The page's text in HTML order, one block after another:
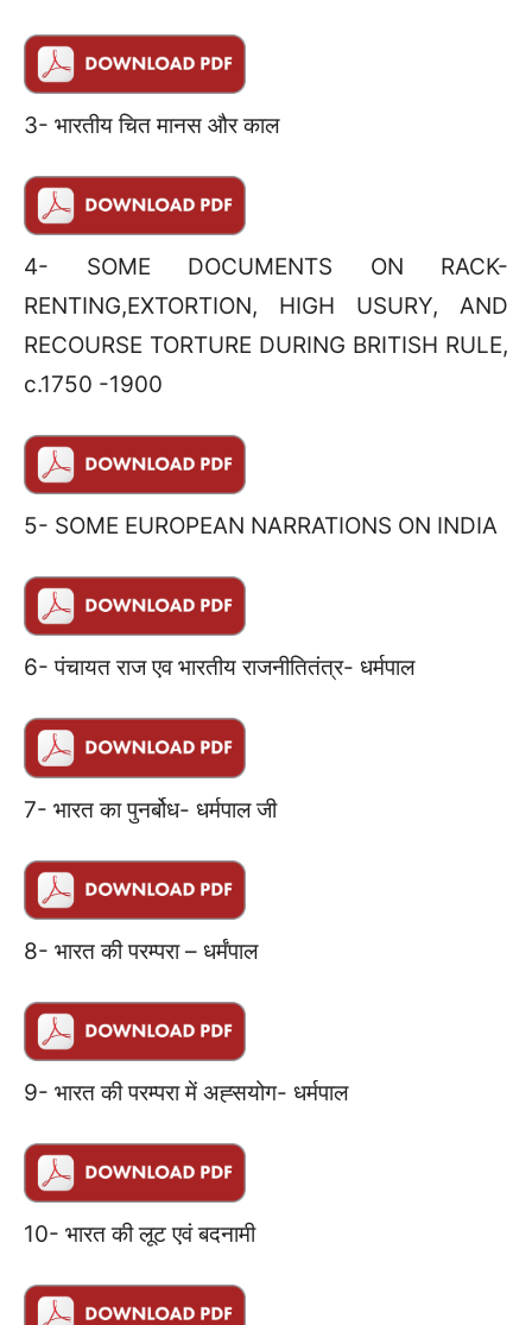
3- भारतीय चित मानस और काल
4- SOME DOCUMENTS ON RACK-
RENTING,EXTORTION, HIGH USURY, AND
RECOURSE TORTURE DURING BRITISH RULE,
c.1750 -1900
5- SOME EUROPEAN NARRATIONS ON INDIA
6- पंचायत राज एव भारतीय राजनीतितंत्र- धर्मपाल
7- भारत का पुनर्बोध- धर्मपाल जी
8- भारत की परम्परा – धर्मंपाल
9- भारत की परम्परा में अह्सयोग- धर्मपाल
10- भारत की लूट एवं बदनामी